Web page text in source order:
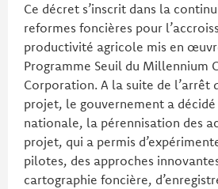
Ce décret s’inscrit dans la
reformes foncières pour
productivité agricole mis en
Programme Seuil du Millennium
Corporation. A la suite de l’arrêt
projet, le gouvernement a décidé
nationale, la pérennisation des
projet, qui a permis
pilotes, des approches
cartographie foncière,